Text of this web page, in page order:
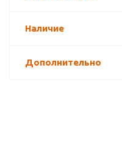
Наличие
Дополнительно